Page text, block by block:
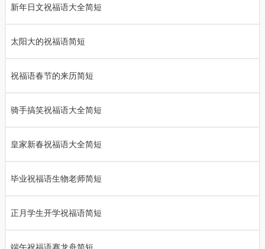
新年日文祝福语大全简短
太阳大的祝福语简短
祝福语春节的来历简短
骑手搞笑祝福语大全简短
皇家新春祝福语大全简短
毕业祝福语生物老师简短
正月学生开学祝福语简短